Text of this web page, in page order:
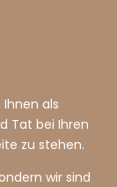
als
Tat bei Ihren
zu stehen.
wir sind